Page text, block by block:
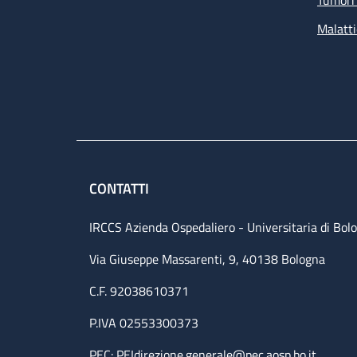
CONTATTI
IRCCS Azienda Ospedaliero - Universitaria di
Via Giuseppe Massarenti, 9, 40138 Bologna
C.F. 92038610371
P.IVA 02553300373